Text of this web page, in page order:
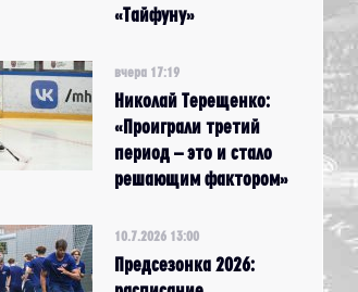
«Тайфуну»
вчера 17:19
Николай Терещенко:
«Проиграли третий
период – это и стало
решающим фактором»
10.7.2026 13:00
Предсезонка 2026: